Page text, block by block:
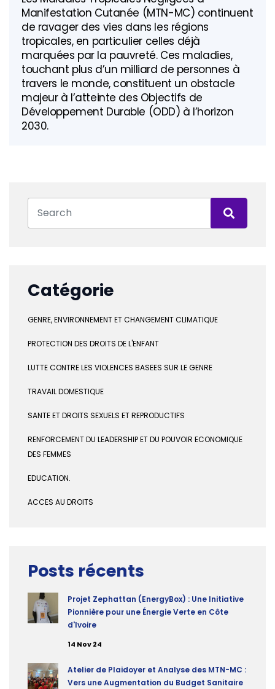
Manifestation Cutanée (MTN-MC) continuent
de ravager des vies dans les régions
tropicales, en particulier celles déjà
marquées par la pauvreté. Ces maladies,
touchant plus d’un milliard de personnes à
travers le monde, constituent un obstacle
majeur à l’atteinte des Objectifs de
Développement Durable (ODD) à l’horizon
2030.
Catégorie
GENRE, ENVIRONNEMENT ET CHANGEMENT CLIMATIQUE
PROTECTION DES DROITS DE L'ENFANT
LUTTE CONTRE LES VIOLENCES BASEES SUR LE GENRE
TRAVAIL DOMESTIQUE
SANTE ET DROITS SEXUELS ET REPRODUCTIFS
RENFORCEMENT DU LEADERSHIP ET DU POUVOIR ECONOMIQUE
DES FEMMES
EDUCATION.
ACCES AU DROITS
Posts récents
Projet Zephattan (EnergyBox) : Une Initiative
Pionnière pour une Énergie Verte en Côte
d'Ivoire
14 Nov 24
Atelier de Plaidoyer et Analyse des MTN-MC :
Vers une Augmentation du Budget Sanitaire